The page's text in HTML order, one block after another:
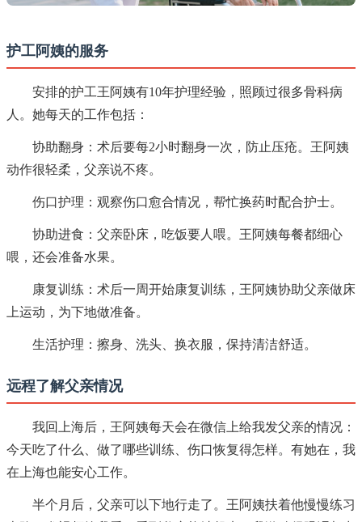
护工阿姨的服务
安排的护工王阿姨有10年护理经验，照顾过很多骨科病
人。她每天的工作包括：
协助翻身：术后要每2小时翻身一次，防止压疮。王阿姨
动作很轻柔，父亲说不疼。
伤口护理：观察伤口愈合情况，帮忙换药时配合护士。
协助进食：父亲卧床，吃饭要人喂。王阿姨每餐都细心
喂，还会准备水果。
康复训练：术后一周开始康复训练，王阿姨协助父亲做床
上运动，为下地做准备。
生活护理：擦身、洗头、换衣服，保持清洁舒适。
远程了解父亲情况
我回上海后，王阿姨每天会在微信上给我发父亲的情况：
今天吃了什么、做了哪些训练、伤口恢复得怎样。有她在，我
在上海也能安心工作。
半个月后，父亲可以下地行走了。王阿姨扶着他慢慢练习